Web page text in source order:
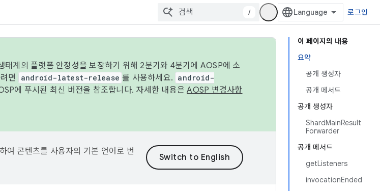
/ 로그인
이 페이지의 내용
요약
공개 생성자
공개 메서드
공개 생성자
ShardMainResult
Forwarder
공개 메서드
getListeners
invocationEnded
계의 플랫폼 안정성을 보장하기 위해 2분기와 4분기에 AOSP에 소
면
android-latest-release 를 사용하세요. android-
에 푸시된 최신 버전을 참조합니다. 자세한 내용은AOSP 변경사항
여 콘텐츠를 사용자의 기본 언어로 번